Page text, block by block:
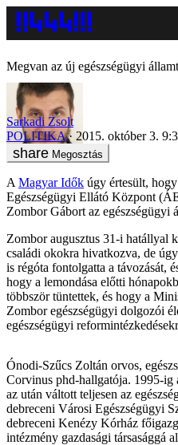
Megvan az új egészségügyi
Sarkadi Zsolt
POLITIKA
2015. október 3.
Megosztás
A Magyar Idők úgy értesült,
Egészségügyi Ellátó Központ
Zombor Gábort az egészségügyi
Zombor augusztus 31-i hatállyal
családi okokra hivatkozva, de
is régóta fontolgatta a távozását,
hogy a lemondása előtti
többször tüntettek, és hogy a
Zombor egészségügyi dolgozói
egészségügyi
Ónodi-Szűcs Zoltán orvos,
Corvinus phd-hallgatója. 1995-ig
az után váltott teljesen az
debreceni Városi Egészségügyi
debreceni Kenézy Kórház
intézmény gazdasági társasággá